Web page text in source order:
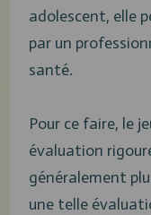
adolescent, elle
par un
santé.
Pour ce faire, le
évaluation
généralement
une telle